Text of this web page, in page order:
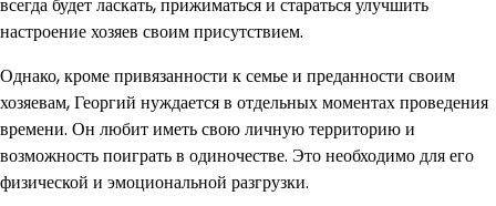
всегда будет ласкать, прижиматься и стараться улучшить
настроение хозяев своим присутствием.
Однако, кроме привязанности к семье и преданности своим
хозяевам, Георгий нуждается в отдельных моментах проведения
времени. Он любит иметь свою личную территорию и
возможность поиграть в одиночестве. Это необходимо для его
физической и эмоциональной разгрузки.